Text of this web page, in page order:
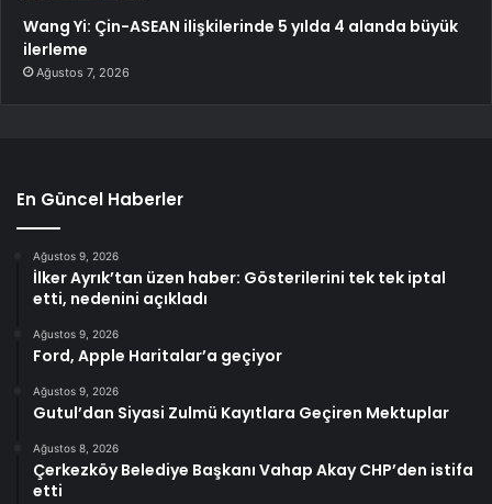
Wang Yi: Çin-ASEAN ilişkilerinde 5 yılda 4 alanda büyük
ilerleme
Ağustos 7, 2026
En Güncel Haberler
Ağustos 9, 2026
İlker Ayrık’tan üzen haber: Gösterilerini tek tek iptal
etti, nedenini açıkladı
Ağustos 9, 2026
Ford, Apple Haritalar’a geçiyor
Ağustos 9, 2026
Gutul’dan Siyasi Zulmü Kayıtlara Geçiren Mektuplar
Ağustos 8, 2026
Çerkezköy Belediye Başkanı Vahap Akay CHP’den istifa
etti